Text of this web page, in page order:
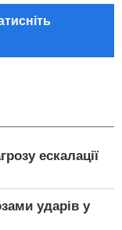
ескалації
ударів у